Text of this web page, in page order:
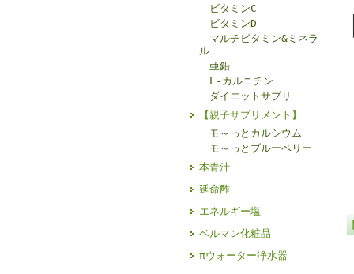
ビタミンC
ビタミンD
マルチビタミン&ミネラ
ル
亜鉛
L-カルニチン
ダイエットサプリ
【親子サプリメント】
モ～っとカルシウム
モ～っとブルーベリー
本青汁
延命酢
エネルギー塩
ベルマン化粧品
πウォーター浄水器